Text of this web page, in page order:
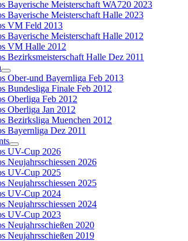
Bayerische Meisterschaft WA720 2023
Bayerische Meisterschaft Halle 2023
VM Feld 2013
Bayerische Meisterschaft Halle 2012
VM Halle 2012
Bezirksmeisterschaft Halle Dez 2011
Ober-und Bayernliga Feb 2013
Bundesliga Finale Feb 2012
Oberliga Feb 2012
Oberliga Jan 2012
Bezirksliga Muenchen 2012
Bayernliga Dez 2011
UV-Cup 2026
Neujahrsschiessen 2026
UV-Cup 2025
Neujahrsschiessen 2025
UV-Cup 2024
Neujahrsschiessen 2024
UV-Cup 2023
Neujahrsschießen 2020
Neujahrsschießen 2019